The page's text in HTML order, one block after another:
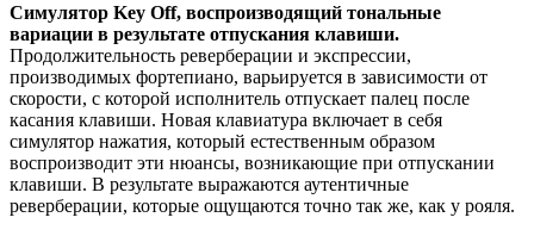
Симулятор Key Off, воспроизводящий тональные
вариации в результате отпускания клавиши.
Продолжительность реверберации и экспрессии,
производимых фортепиано, варьируется в зависимости от
скорости, с которой исполнитель отпускает палец после
касания клавиши. Новая клавиатура включает в себя
симулятор нажатия, который естественным образом
воспроизводит эти нюансы, возникающие при отпускании
клавиши. В результате выражаются аутентичные
реверберации, которые ощущаются точно так же, как у рояля.